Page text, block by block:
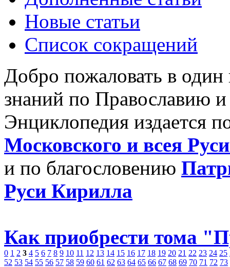
Новые статьи
Список сокращений
Добро пожаловать в
знаний по Православию
Энциклопедия издается
Московского и всея
и по благословению
Руси Кирилла
Как приобрести тома
0 1 2 3 4 5 6 7 8 9 10 11 12 13 14 15 16 17 18 19 20 21 22 23 24 25
52 53 54 55 56 57 58 59 60 61 62 63 64 65 66 67 68 69 70 71 72 73